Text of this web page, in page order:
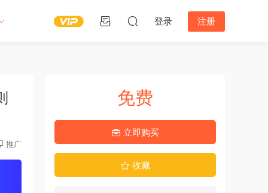
登录 注册
推广
免费
立即购买
收藏